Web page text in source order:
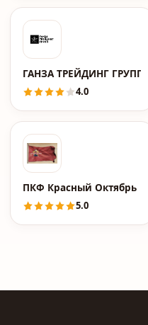
ГАНЗА ТРЕЙДИНГ ГРУПП
4.0
ПКФ Красный Октябрь
5.0